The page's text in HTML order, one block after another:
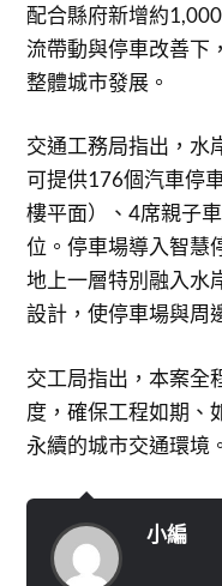
配合縣府新增約
流帶動與停車改善下
整體城市發展。
交通工務局指出，水
可提供176個汽車停
樓平面）、4席親子
位。停車場導入智慧
地上一層特別融入水
設計，使停車場與周
交工局指出，本案全
度，確保工程如期、
永續的城市交通環境。
小編